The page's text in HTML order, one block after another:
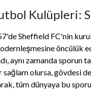
Kulüpleri:
Sheffield FC'nin
öncülük
aynı zamanda sporun
sağlam olursa, gövdesi
tüm dünyaya bu